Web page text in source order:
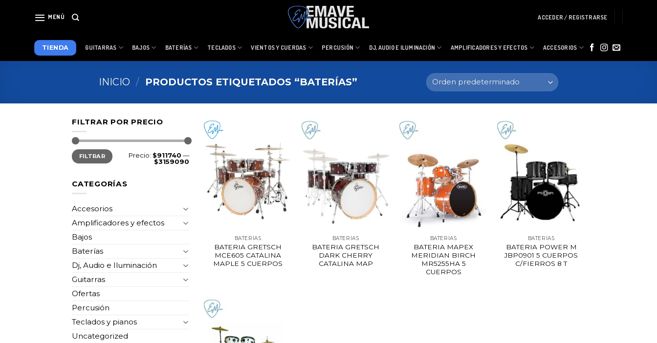
MENÚ ACCEDER / REGISTRARSE
TIENDA GUITARRAS BAJOS BATERÍAS TECLADOS VIENTOS Y CUERDAS PERCUSIÓN DJ, AUDIO E ILUMINACIÓN AMPLIFICADORES Y EFECTOS ACCESORIOS
INICIO / PRODUCTOS ETIQUETADOS “BATERÍAS”
FILTRAR POR PRECIO
Precio
mínimo
Precio
máximo
FILTRAR Precio: $911740 —
$3159090
CATEGORÍAS
Accesorios
Amplificadores y efectos
Bajos
Baterías
Dj, Audio e Iluminación
Guitarras
Ofertas
Percusión
Teclados y pianos
Uncategorized
BATERÍAS
BATERIA GRETSCH
MCE605 CATALINA
MAPLE 5 CUERPOS
BATERÍAS
BATERIA GRETSCH
DARK CHERRY
CATALINA MAP
BATERÍAS
BATERIA MAPEX
MERIDIAN BIRCH
MR5255HA 5
CUERPOS
BATERÍAS
BATERIA POWER M
JBP0901 5 CUERPOS
C/FIERROS 8 T